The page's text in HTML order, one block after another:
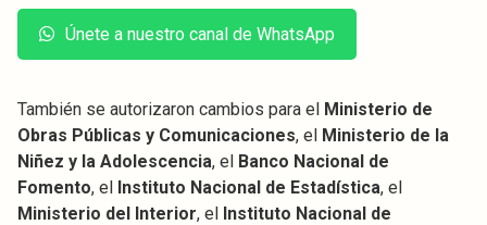
Únete a nuestro canal de WhatsApp
También se autorizaron cambios para el Ministerio de
Obras Públicas y Comunicaciones, el Ministerio de la
Niñez y la Adolescencia, el Banco Nacional de
Fomento, el Instituto Nacional de Estadística, el
Ministerio del Interior, el Instituto Nacional de